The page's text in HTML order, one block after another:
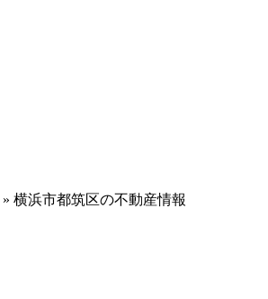
» 横浜市都筑区の不動産情報